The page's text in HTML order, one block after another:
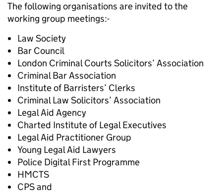
The following organisations are invited to the
working group meetings:-
Law Society
Bar Council
London Criminal Courts Solicitors’ Association
Criminal Bar Association
Institute of Barristers’ Clerks
Criminal Law Solicitors’ Association
Legal Aid Agency
Charted Institute of Legal Executives
Legal Aid Practitioner Group
Young Legal Aid Lawyers
Police Digital First Programme
HMCTS
CPS and